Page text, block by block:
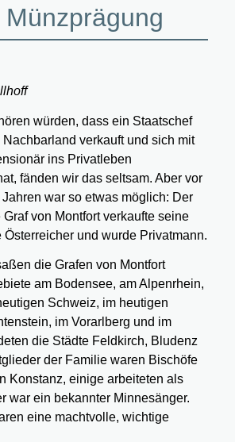
würden, dass ein Staatschef
verkauft und sich mit
ins Privatleben
fänden wir das seltsam. Aber vor
war so etwas möglich: Der
Graf von Montfort verkaufte seine
Österreicher und wurde Privatmann.
die Grafen von Montfort
am Bodensee, am Alpenrhein,
Schweiz, im heutigen
im Vorarlberg und im
die Städte Feldkirch, Bludenz
der Familie waren Bischöfe
Konstanz, einige arbeiteten als
war ein bekannter Minnesänger.
eine machtvolle, wichtige